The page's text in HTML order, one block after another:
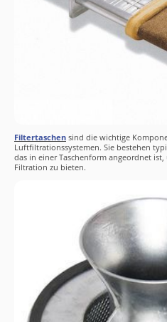
Filtertaschen sind die wichtige
Luftfiltrationssystemen. Sie bestehen
das in einer Taschenform angeordnet
Filtration zu bieten.